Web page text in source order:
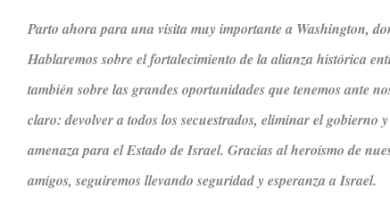
Parto ahora para una visita muy importante a Washington,
Hablaremos sobre el fortalecimiento de la alianza histórica
también sobre las grandes oportunidades que tenemos ante
claro: devolver a todos los secuestrados, eliminar el
amenaza para el Estado de Israel. Gracias al heroísmo de
amigos, seguiremos llevando seguridad y esperanza a Israel.